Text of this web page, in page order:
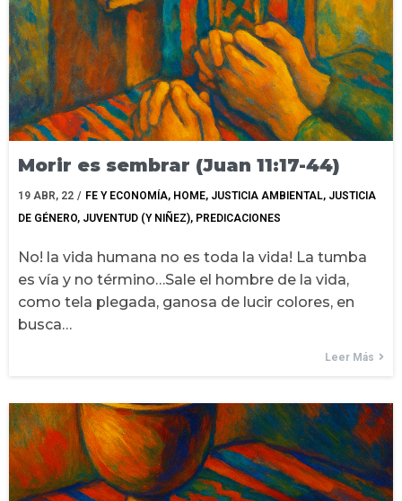
Morir es sembrar (Juan 11:17-44)
19 ABR, 22 / FE Y ECONOMÍA HOME JUSTICIA AMBIENTAL JUSTICIA
DE GÉNERO JUVENTUD (Y NIÑEZ) PREDICACIONES
No! la vida humana no es toda la vida! La tumba
es vía y no término…Sale el hombre de la vida,
como tela plegada, ganosa de lucir colores, en
busca…
Leer Más